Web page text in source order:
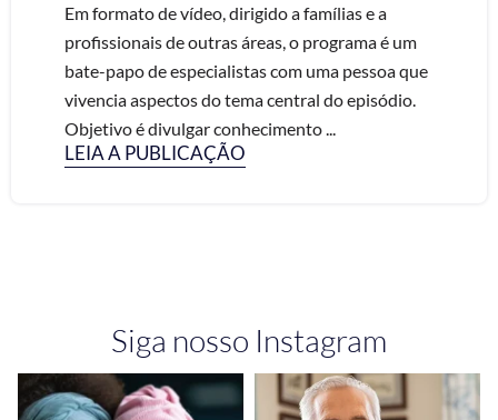
Em formato de vídeo, dirigido a famílias e a
profissionais de outras áreas, o programa é um
bate-papo de especialistas com uma pessoa que
vivencia aspectos do tema central do episódio.
Objetivo é divulgar conhecimento ...
LEIA A PUBLICAÇÃO
Siga nosso Instagram